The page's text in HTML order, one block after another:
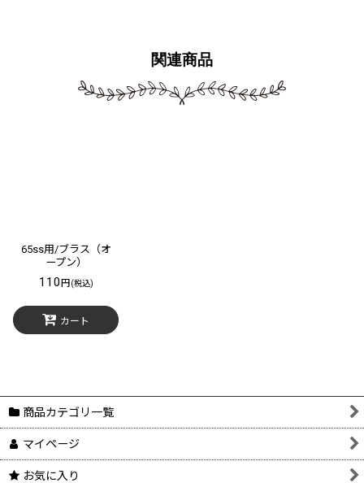
関連商品
65ss用/ブラス（オ
ープン）
110円(税込)
カート
商品カテゴリ一覧
マイページ
お気に入り